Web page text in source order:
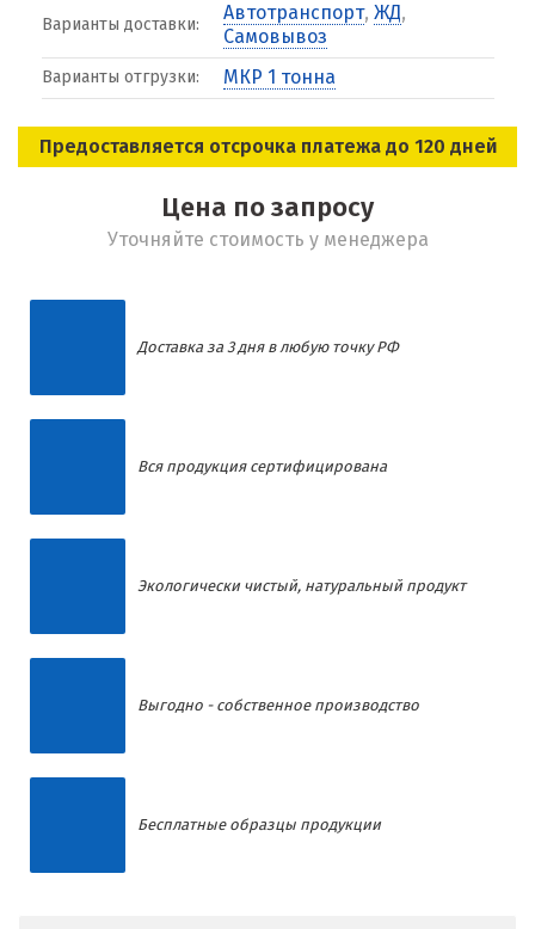
Варианты доставки:
Автотранспорт, ЖД,
Самовывоз
Варианты отгрузки: МКР 1 тонна
Предоставляется отсрочка платежа до 120 дней
Цена по запросу
Уточняйте стоимость у менеджера
Доставка за 3 дня в любую точку РФ
Вся продукция сертифицирована
Экологически чистый, натуральный продукт
Выгодно - собственное производство
Бесплатные образцы продукции